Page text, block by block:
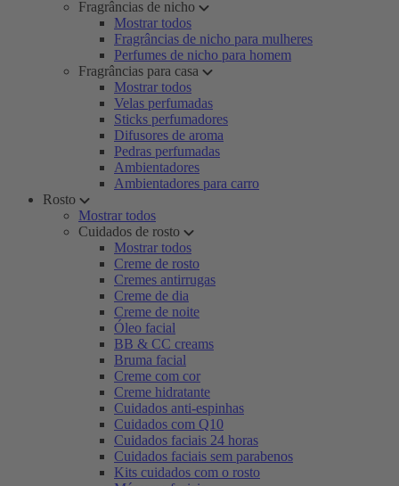
Fragrâncias de nicho
Mostrar todos
Fragrâncias de nicho para mulheres
Perfumes de nicho para homem
Fragrâncias para casa
Mostrar todos
Velas perfumadas
Sticks perfumadores
Difusores de aroma
Pedras perfumadas
Ambientadores
Ambientadores para carro
Rosto
Mostrar todos
Cuidados de rosto
Mostrar todos
Creme de rosto
Cremes antirrugas
Creme de dia
Creme de noite
Óleo facial
BB & CC creams
Bruma facial
Creme com cor
Creme hidratante
Cuidados anti-espinhas
Cuidados com Q10
Cuidados faciais 24 horas
Cuidados faciais sem parabenos
Kits cuidados com o rosto